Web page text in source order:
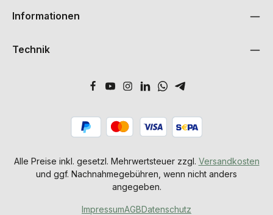
Informationen
Technik
Alle Preise inkl. gesetzl. Mehrwertsteuer zzgl. Versandkosten
und ggf. Nachnahmegebühren, wenn nicht anders
angegeben.
ImpressumAGBDatenschutz